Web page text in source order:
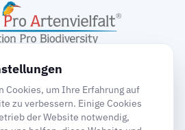
Cookies, um Ihre Erfahrung auf
zu verbessern. Einige Cookies
der Website notwendig,